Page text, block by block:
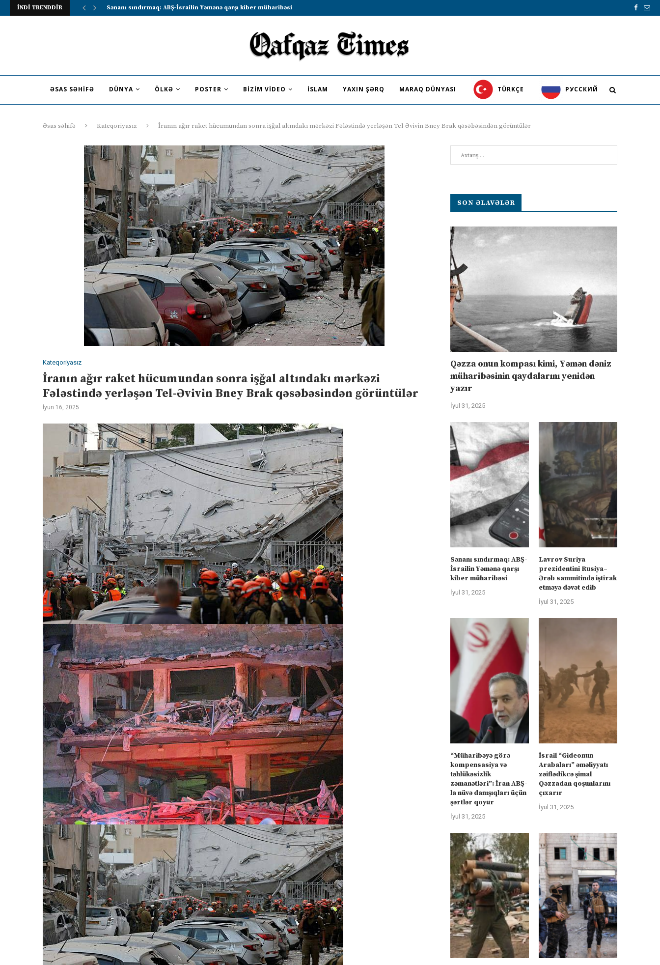
İNDİ TRENDDİR Lavrov Suriya prezidentini Rusiya–Ərəb sammitində iştirak etməyə dəvət...
ƏSAS SƏHIFƏ DÜNYA ÖLKƏ POSTER BIZIM VIDEO İSLAM YAXIN ŞƏRQ MARAQ DÜNYASI TÜRKÇE PУССКИЙ
Əsas səhifə Kateqoriyasız İranın ağır raket hücumundan sonra işğal altındakı mərkəzi Fələstində yerləşən Tel-Əvivin Bney Brak qəsəbəsindən görüntülər
Kateqoriyasız
İranın ağır raket hücumundan sonra işğal altındakı mərkəzi
Fələstində yerləşən Tel-Əvivin Bney Brak qəsəbəsindən görüntülər
İyun 16, 2025
SON ƏLAVƏLƏR
Qəzza onun kompası kimi, Yəmən dəniz
müharibəsinin qaydalarını yenidən
yazır
İyul 31, 2025
Sənanı sındırmaq: ABŞ-
İsrailin Yəmənə qarşı
kiber müharibəsi
İyul 31, 2025
Lavrov Suriya
prezidentini Rusiya–
Ərəb sammitində iştirak
etməyə dəvət edib
İyul 31, 2025
“Müharibəyə görə
kompensasiya və
təhlükəsizlik
zəmanətləri”: İran ABŞ-
la nüvə danışıqları üçün
şərtlər qoyur
İyul 31, 2025
İsrail “Gideonun
Arabaları” əməliyyatı
zəiflədikcə şimal
Qəzzadan qoşunlarını
çıxarır
İyul 31, 2025